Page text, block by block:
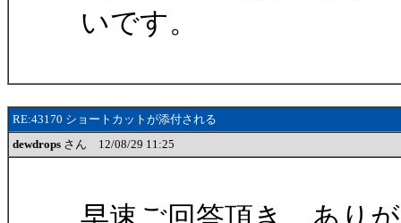
いです。
RE:43170 ショートカットが添付される
dewdrops さん 12/08/29 11:25